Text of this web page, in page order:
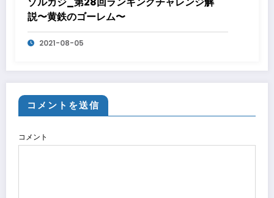
説〜黄鉄のゴーレム〜
2021-08-05
コメントを送信
コメント